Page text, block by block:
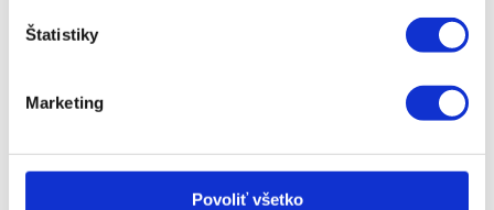
Štatistiky
Marketing
Povoliť všetko
vysušovaniu pôdy
spôsobom sú cenným pomocníkom
radličkové
rýchlo a efektívne.